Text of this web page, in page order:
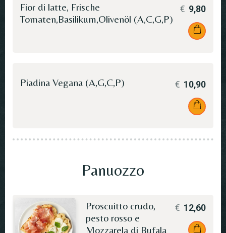
Fior di latte, Frische
Tomaten,Basilikum,Olivenöl (A,C,G,P)
€ 9,80
Piadina Vegana (A,G,C,P) € 10,90
Panuozzo
Proscuitto crudo,
pesto rosso e
Mozzarela di Bufala
€ 12,60